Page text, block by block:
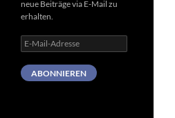
neue Beiträge via E-Mail zu
erhalten.
E-
Mail-
Adresse
ABONNIEREN